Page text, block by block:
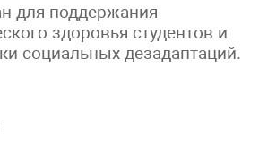
для поддержания
здоровья студентов и
социальных дезадаптаций.